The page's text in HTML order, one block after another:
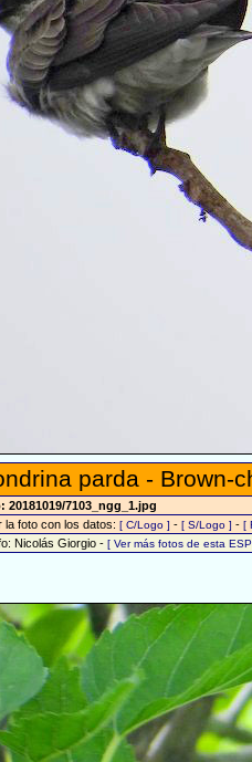
parda - Brown-
20181019/7103_ngg_1.jpg
la foto con los datos: [ C/Logo ] - [ S/Logo ] - [
Nicolás Giorgio - [ Ver más fotos de esta